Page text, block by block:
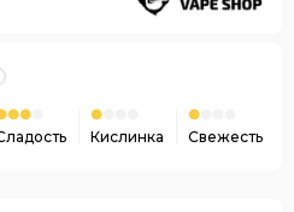
Кислинка Свежесть